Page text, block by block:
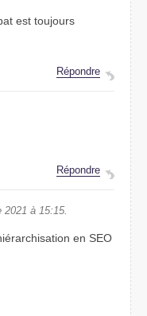
est toujours
Répondre
Répondre
à 15:15.
en SEO